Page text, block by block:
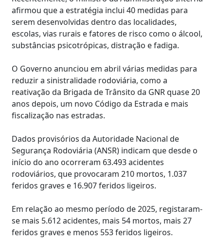
afirmou que a estratégia inclui 40 medidas para
serem desenvolvidas dentro das localidades,
escolas, vias rurais e fatores de risco como o álcool,
substâncias psicotrópicas, distração e fadiga.
O Governo anunciou em abril várias medidas para
reduzir a sinistralidade rodoviária, como a
reativação da Brigada de Trânsito da GNR quase 20
anos depois, um novo Código da Estrada e mais
fiscalização nas estradas.
Dados provisórios da Autoridade Nacional de
Segurança Rodoviária (ANSR) indicam que desde o
início do ano ocorreram 63.493 acidentes
rodoviários, que provocaram 210 mortos, 1.037
feridos graves e 16.907 feridos ligeiros.
Em relação ao mesmo período de 2025, registaram-
se mais 5.612 acidentes, mais 54 mortos, mais 27
feridos graves e menos 553 feridos ligeiros.